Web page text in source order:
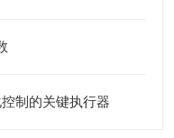
制的关键执行器